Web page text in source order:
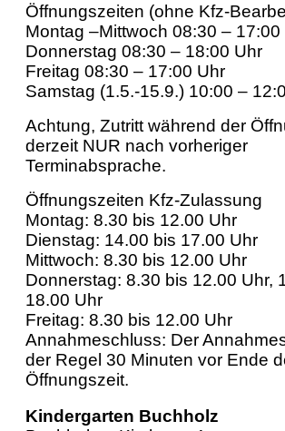
Öffnungszeiten (ohne Kfz-
Montag –Mittwoch 08:30 – 17:00
Donnerstag 08:30 – 18:00 Uhr
Freitag 08:30 – 17:00 Uhr
Samstag (1.5.-15.9.) 10:00 –
Achtung, Zutritt während der
derzeit NUR nach vorheriger
Terminabsprache.
Öffnungszeiten Kfz-Zulassung
Montag: 8.30 bis 12.00 Uhr
Dienstag: 14.00 bis 17.00 Uhr
Mittwoch: 8.30 bis 12.00 Uhr
Donnerstag: 8.30 bis 12.00 Uhr,
18.00 Uhr
Freitag: 8.30 bis 12.00 Uhr
Annahmeschluss: Der
der Regel 30 Minuten vor Ende
Öffnungszeit.
Kindergarten Buchholz